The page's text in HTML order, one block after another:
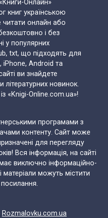
Онлайн»
книг українською
онлайн або
і без
у популярних
txt, що підходять для
iPhone, Android та
ви знайдете
літературних новинок.
«Knigi-Online.com.ua»!
програмами з
контенту. Сайт може
для перегляду
Вся інформація, на сайті
виключно інформаційно-
можуть містити
посилання.
Rozmalovku.com.ua